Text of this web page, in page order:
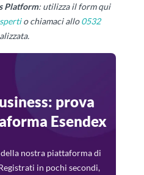
Platform: utilizza il form qui
o chiamaci allo0532
prova
Esendex
nostra piattaforma di
in pochi secondi,